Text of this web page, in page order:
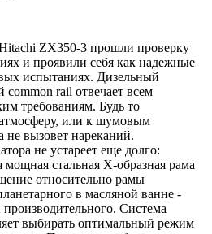
ZX350-3 прошли проверку
и проявили себя как надежные
испытаниях. Дизельный
common rail отвечает всем
требованиям. Будь то
или к шумовым
не вызовет нареканий.
не устареет еще долго:
мощная стальная Х-образная рама
относительно рамы
в масляной ванне -
Система
выбирать оптимальный режим